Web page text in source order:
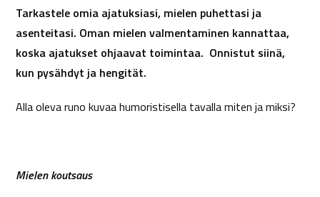
Tarkastele omia ajatuksiasi, mielen puhettasi ja
asenteitasi. Oman mielen valmentaminen kannattaa,
koska ajatukset ohjaavat toimintaa. Onnistut siinä,
kun pysähdyt ja hengität.
Alla oleva runo kuvaa humoristisella tavalla miten ja miksi?
Mielen koutsaus